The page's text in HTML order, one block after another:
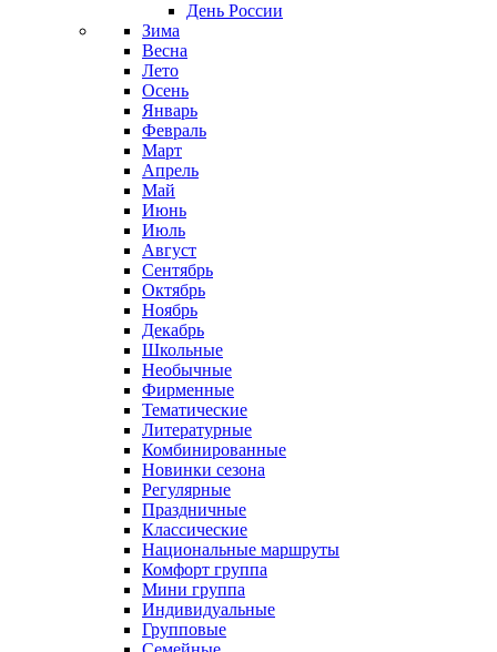
День России
Зима
Весна
Лето
Осень
Январь
Февраль
Март
Апрель
Май
Июнь
Июль
Август
Сентябрь
Октябрь
Ноябрь
Декабрь
Школьные
Необычные
Фирменные
Тематические
Литературные
Комбинированные
Новинки сезона
Регулярные
Праздничные
Классические
Национальные маршруты
Комфорт группа
Мини группа
Индивидуальные
Групповые